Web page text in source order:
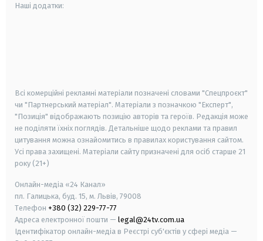
Наші додатки:
Всі комерційні рекламні матеріали позначені словами "Спецпроєкт"
чи "Партнерський матеріал". Матеріали з позначкою "Експерт",
"Позиція" відображають позицію авторів та героїв. Редакція може
не поділяти їхніх поглядів. Детальніше щодо реклами та правил
цитування можна ознайомитись в правилах користування сайтом.
Усі права захищені. Матеріали сайту призначені для осіб старше 21
року (21+)
Онлайн-медіа «24 Канал»
пл. Галицька, буд. 15, м. Львів, 79008
Телефон +380 (32) 229-77-77
Адреса електронної пошти — legal@24tv.com.ua
Ідентифікатор онлайн-медіа в Реєстрі суб'єктів у сфері медіа —